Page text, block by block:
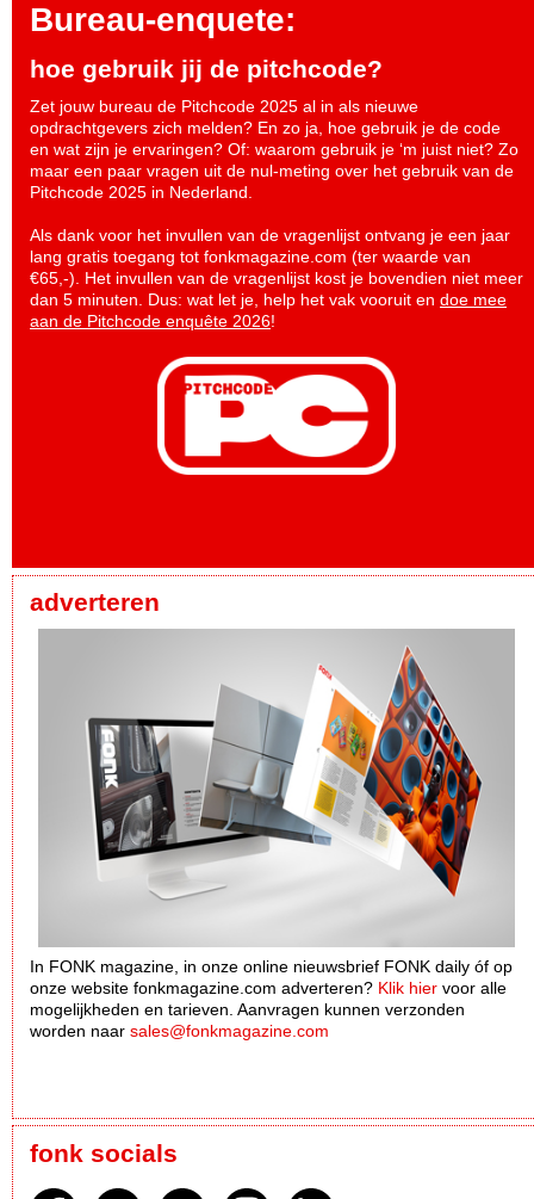
Bureau-enquete:
hoe gebruik jij de pitchcode?
Zet jouw bureau de Pitchcode 2025 al in als nieuwe
opdrachtgevers zich melden? En zo ja, hoe gebruik je de code
en wat zijn je ervaringen? Of: waarom gebruik je ‘m juist niet? Zo
maar een paar vragen uit de nul-meting over het gebruik van de
Pitchcode 2025 in Nederland.
Als dank voor het invullen van de vragenlijst ontvang je een jaar
lang gratis toegang tot fonkmagazine.com (ter waarde van
€65,-). Het invullen van de vragenlijst kost je bovendien niet meer
dan 5 minuten. Dus: wat let je, help het vak vooruit en doe mee
aan de Pitchcode enquête 2026!
adverteren
In FONK magazine, in onze online nieuwsbrief FONK daily óf op
onze website fonkmagazine.com adverteren? Klik hier voor alle
mogelijkheden en tarieven. Aanvragen kunnen verzonden
worden naar sales@fonkmagazine.com
fonk socials